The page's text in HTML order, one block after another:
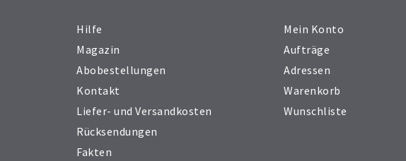
Hilfe
Magazin
Abobestellungen
Kontakt
Liefer- und Versandkosten
Rücksendungen
Fakten
Mein Konto
Aufträge
Adressen
Warenkorb
Wunschliste